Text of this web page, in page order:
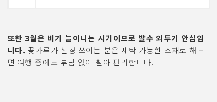
또한 3월은 비가 늘어나는 시기이므로 발수 외투가 안심입
니다. 꽃가루가 신경 쓰이는 분은 세탁 가능한 소재로 해두
면 여행 중에도 부담 없이 빨아 편리합니다.